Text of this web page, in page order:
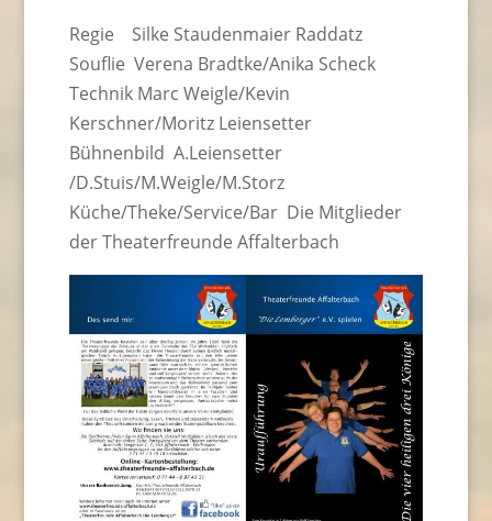
Regie Silke Staudenmaier Raddatz
Souflie Verena Bradtke/Anika Scheck
Technik Marc Weigle/Kevin
Kerschner/Moritz Leiensetter
Bühnenbild A.Leiensetter
/D.Stuis/M.Weigle/M.Storz
Küche/Theke/Service/Bar Die Mitglieder
der Theaterfreunde Affalterbach